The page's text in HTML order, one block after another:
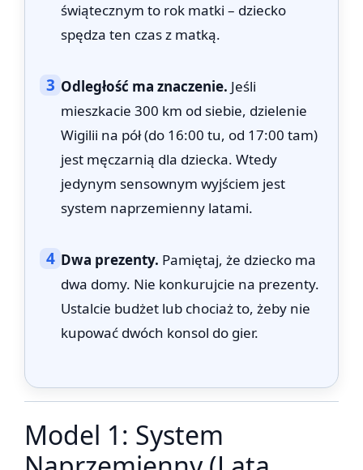
świątecznym to rok matki – dziecko
spędza ten czas z matką.
3 Odległość ma znaczenie. Jeśli
mieszkacie 300 km od siebie, dzielenie
Wigilii na pół (do 16:00 tu, od 17:00 tam)
jest męczarnią dla dziecka. Wtedy
jedynym sensownym wyjściem jest
system naprzemienny latami.
4 Dwa prezenty. Pamiętaj, że dziecko ma
dwa domy. Nie konkurujcie na prezenty.
Ustalcie budżet lub chociaż to, żeby nie
kupować dwóch konsol do gier.
Model 1: System